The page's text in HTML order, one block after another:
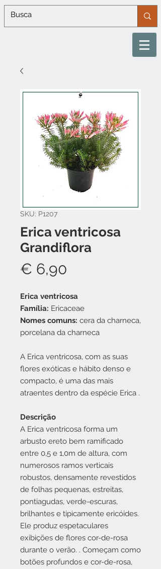
SKU: P1207
Erica ventricosa
Grandiflora
€ 6,90
Erica ventricosa
Família: Ericaceae
Nomes comuns: cera da charneca,
porcelana da charneca
A Erica ventricosa, com as suas
flores exóticas e hábito denso e
compacto, é uma das mais
atraentes dentro da espécie Erica .
Descrição
A Erica ventricosa forma um
arbusto ereto bem ramificado
entre 0,5 e 1,0m de altura, com
numerosos ramos verticais
robustos, densamente revestidos
de folhas pequenas, estreitas,
pontiagudas, verde-escuras,
brilhantes e tipicamente ericóides.
Ele produz espetaculares
exibições de flores cor-de-rosa
durante o verão. . Começam como
botões profundos e cor-de-rosa,